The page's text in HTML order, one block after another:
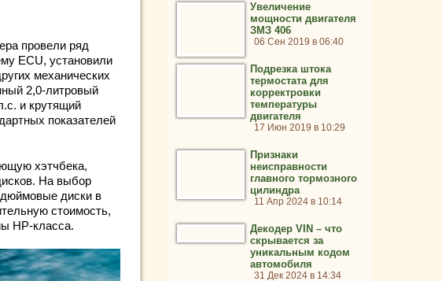
провели ряд
ECU, установили
механических
2,0-литровый
и крутящий
показателей
хэтчбека,
На выбор
дюймовые диски в
стоимость,
HP-класса.
Увеличение
мощности двигателя
ЗМЗ 406
06 Сен 2019 в 06:40
Подрезка штока
термостата для
корректровки
температуры
двигателя
17 Июн 2019 в 10:29
Признаки
неисправности
главного тормозного
цилиндра
11 Апр 2024 в 10:14
Декодер VIN – что
скрывается за
уникальным кодом
автомобиля
31 Дек 2024 в 14:34